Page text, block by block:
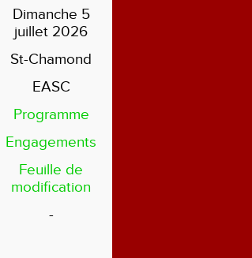
Dimanche 5
juillet 2026
St-Chamond
EASC
Programme
Engagements
Feuille de
modification
-